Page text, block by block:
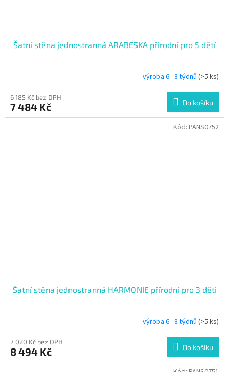
Šatní stěna jednostranná ARABESKA přírodní pro 5 dětí
výroba 6 - 8 týdnů (>5 ks)
6 185 Kč bez DPH
7 484 Kč Do košíku
Šatní stěna jednostranná HARMONIE přírodní pro 3 děti
výroba 6 - 8 týdnů (>5 ks)
7 020 Kč bez DPH
8 494 Kč Do košíku
Kód: PANS0752